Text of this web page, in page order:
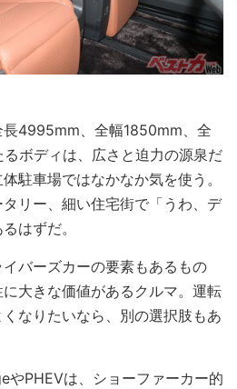
4995mm、全幅1850mm、全
ボディは、広さと迫力の源泉だ
駐車場ではなかなか気を使う。
リー、細い住宅街で「うわ、デ
はずだ。
バーズカーの要素もあるもの
大きな価値があるクルマ。運転
なりたいなら、別の選択肢もあ
PHEVは、ショーファーカー的